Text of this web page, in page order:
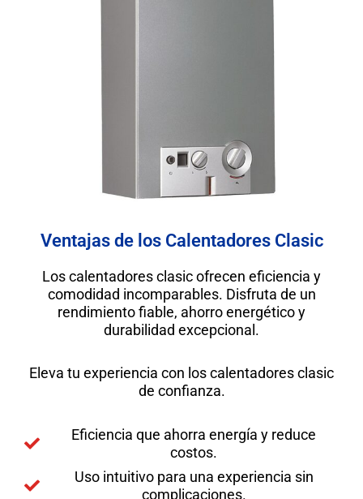
Ventajas de los Calentadores Clasic
Los calentadores clasic ofrecen eficiencia y
comodidad incomparables. Disfruta de un
rendimiento fiable, ahorro energético y
durabilidad excepcional.
Eleva tu experiencia con los calentadores clasic
de confianza.
Eficiencia que ahorra energía y reduce
costos.
Uso intuitivo para una experiencia sin
complicaciones.